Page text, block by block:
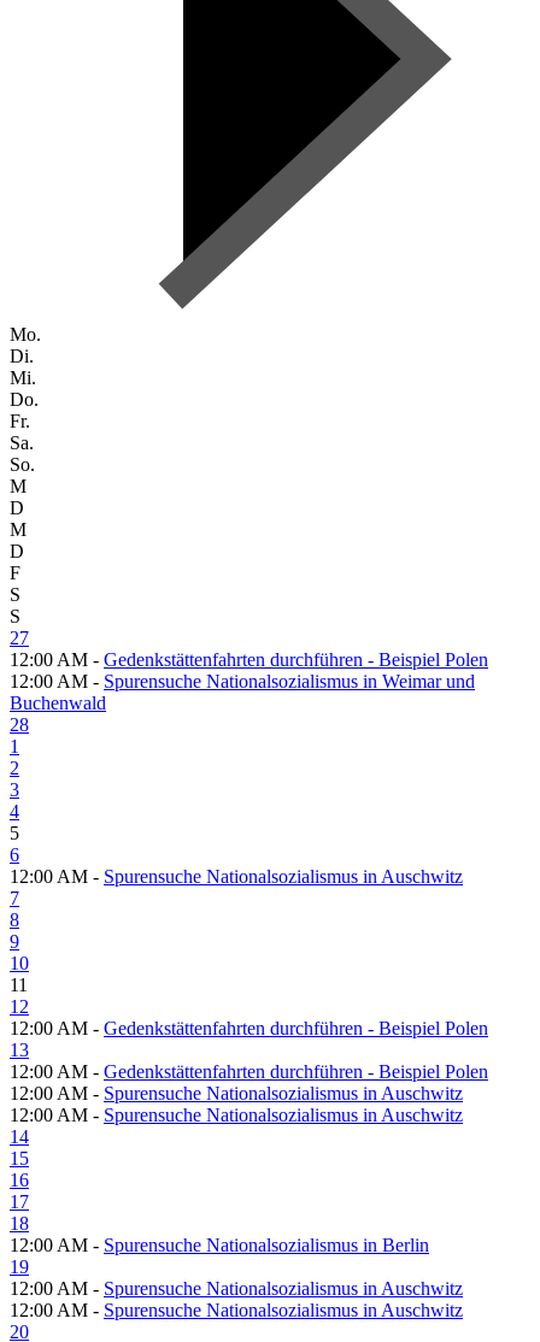
Mo.
Di.
Mi.
Do.
Fr.
Sa.
So.
M
D
M
D
F
S
S
27
12:00 AM - Gedenkstättenfahrten durchführen - Beispiel Polen
12:00 AM - Spurensuche Nationalsozialismus in Weimar und
Buchenwald
28
1
2
3
4
5
6
12:00 AM - Spurensuche Nationalsozialismus in Auschwitz
7
8
9
10
11
12
12:00 AM - Gedenkstättenfahrten durchführen - Beispiel Polen
13
12:00 AM - Gedenkstättenfahrten durchführen - Beispiel Polen
12:00 AM - Spurensuche Nationalsozialismus in Auschwitz
12:00 AM - Spurensuche Nationalsozialismus in Auschwitz
14
15
16
17
18
12:00 AM - Spurensuche Nationalsozialismus in Berlin
19
12:00 AM - Spurensuche Nationalsozialismus in Auschwitz
12:00 AM - Spurensuche Nationalsozialismus in Auschwitz
20